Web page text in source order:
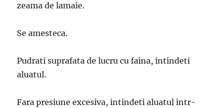
zeama de lamaie.
Se amesteca.
Pudrati suprafata de lucru cu faina, intindeti
aluatul.
Fara presiune excesiva, intindeti aluatul intr-